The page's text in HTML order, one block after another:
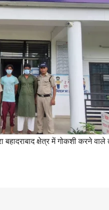
बहादराबाद क्षेत्र में गोकशी करने